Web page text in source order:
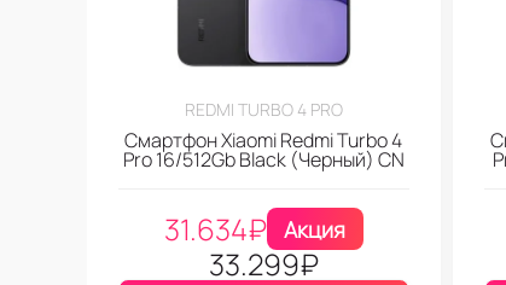
REDMI TURBO 4 PRO
Смартфон Xiaomi Redmi Turbo 4
Pro 16/512Gb Black (Черный) CN
31.634₽ Акция
33.299₽